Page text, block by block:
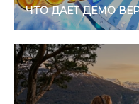
ЧТО ДАЕТ ДЕМО